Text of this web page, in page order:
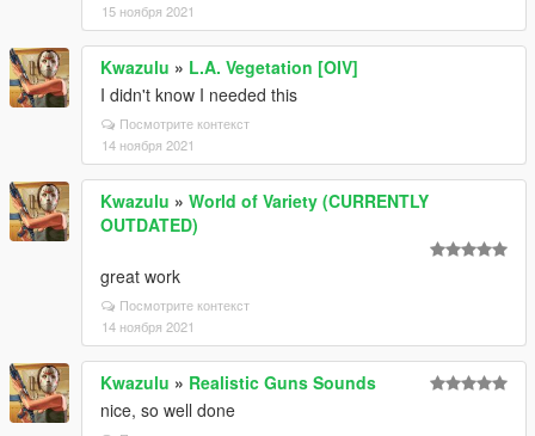
15 ноября 2021
Kwazulu » L.A. Vegetation [OIV]
I didn't know I needed this
Посмотрите контекст
14 ноября 2021
Kwazulu » World of Variety (CURRENTLY
OUTDATED)
great work
Посмотрите контекст
14 ноября 2021
Kwazulu » Realistic Guns Sounds
nice, so well done